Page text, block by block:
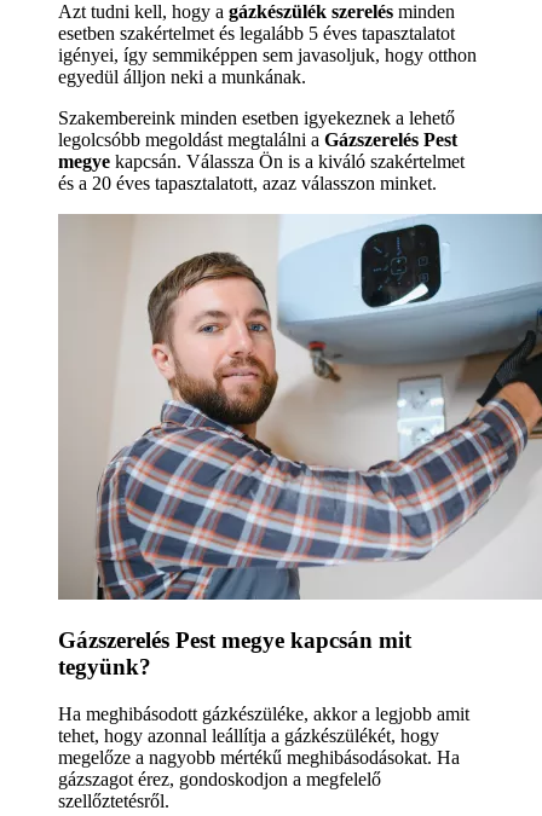
Azt tudni kell, hogy a gázkészülék szerelés minden
esetben szakértelmet és legalább 5 éves tapasztalatot
igényei, így semmiképpen sem javasoljuk, hogy otthon
egyedül álljon neki a munkának.
Szakembereink minden esetben igyekeznek a lehető
legolcsóbb megoldást megtalálni a Gázszerelés Pest
megye kapcsán. Válassza Ön is a kiváló szakértelmet
és a 20 éves tapasztalatott, azaz válasszon minket.
Gázszerelés Pest megye kapcsán mit
tegyünk?
Ha meghibásodott gázkészüléke, akkor a legjobb amit
tehet, hogy azonnal leállítja a gázkészülékét, hogy
megelőze a nagyobb mértékű meghibásodásokat. Ha
gázszagot érez, gondoskodjon a megfelelő
szellőztetésről.